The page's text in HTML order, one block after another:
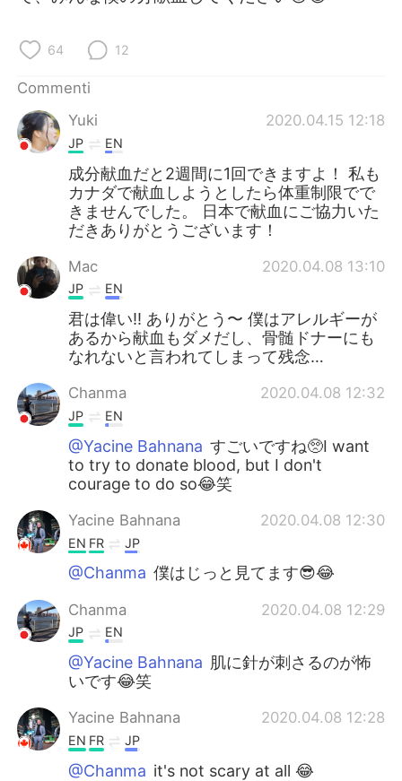
64 12
Commenti
Yuki
2020.04.15 12:18
JP EN
成分献血だと2週間に1回できますよ！ 私も
カナダで献血しようとしたら体重制限でで
きませんでした。 日本で献血にご協力いた
だきありがとうございます！
Mac 2020.04.08 13:10
JP EN
君は偉い!! ありがとう〜 僕はアレルギーが
あるから献血もダメだし、骨髄ドナーにも
なれないと言われてしまって残念…
Chanma 2020.04.08 12:32
JP EN
@Yacine Bahnana すごいですね🥺I want
to try to donate blood, but I don't
courage to do so😂笑
Yacine Bahnana 2020.04.08 12:30
EN FR JP
@Chanma 僕はじっと見てます😎😂
Chanma 2020.04.08 12:29
JP EN
@Yacine Bahnana 肌に針が刺さるのが怖
いです😂笑
Yacine Bahnana 2020.04.08 12:28
EN FR JP
@Chanma it's not scary at all 😂